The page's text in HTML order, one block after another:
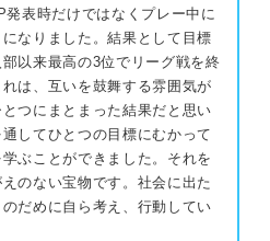
表時だけではなくプレー中に
なりました。結果として目標
以来最高の3位でリーグ戦を終
は、互いを鼓舞する雰囲気が
つにまとまった結果だと思い
してひとつの目標にむかって
ぶことができました。それを
のない宝物です。社会に出た
だめに自ら考え、行動してい